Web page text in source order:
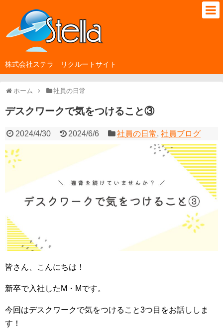
株式会社ステラ リクルートサイト
ホーム 社員の日常
デスクワークで気をつけること③
2024/4/30 2024/6/6 社員の日常,社員ブログ
皆さん、こんにちは！
新卒で入社したM・Mです。
今回はデスクワークで気をつけること3つ目をお話ししま
す！